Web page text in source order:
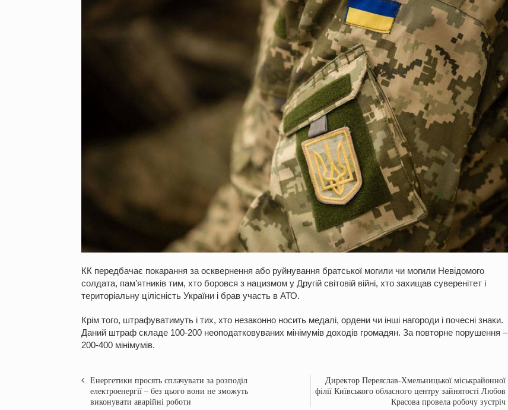
КК передбачає покарання за осквернення або руйнування братської могили чи могили Невідомого
солдата, пам’ятників тим, хто боровся з нацизмом у Другій світовій війні, хто захищав суверенітет і
територіальну цілісність України і брав участь в АТО.
Крім того, штрафуватимуть і тих, хто незаконно носить медалі, ордени чи інші нагороди і почесні знаки.
Даний штраф складе 100-200 неоподатковуваних мінімумів доходів громадян. За повторне порушення –
200-400 мінімумів.
Енергетики просять сплачувати за розподіл
електроенергії – без цього вони не зможуть
виконувати аварійні роботи
Директор Переяслав-Хмельницької міськрайонної
філії Київського обласного центру зайнятості Любов
Красова провела робочу зустріч